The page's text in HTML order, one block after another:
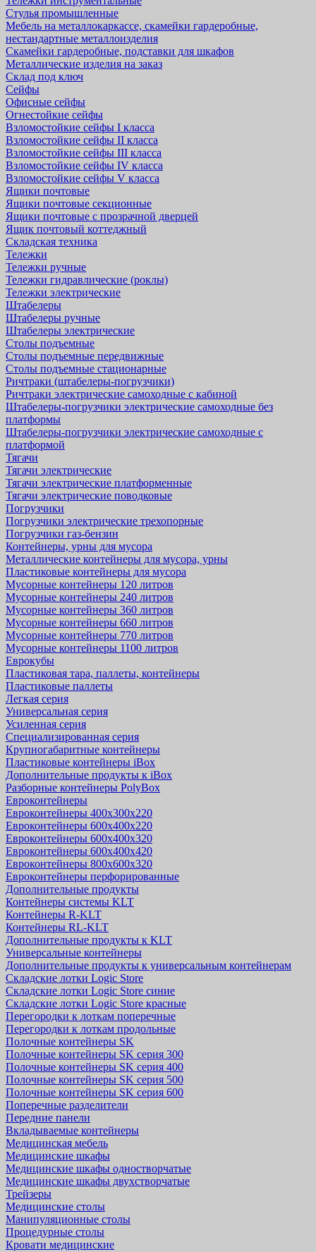
Стулья промышленные
Мебель на металлокаркассе, скамейки гардеробные,
нестандартные металлоизделия
Скамейки гардеробные, подставки для шкафов
Металлические изделия на заказ
Склад под ключ
Сейфы
Офисные сейфы
Огнестойкие сейфы
Взломостойкие сейфы I класса
Взломостойкие сейфы II класса
Взломостойкие сейфы III класса
Взломостойкие сейфы IV класса
Взломостойкие сейфы V класса
Ящики почтовые
Ящики почтовые секционные
Ящики почтовые с прозрачной дверцей
Ящик почтовый коттеджный
Складская техника
Тележки
Тележки ручные
Тележки гидравлические (роклы)
Тележки электрические
Штабелеры
Штабелеры ручные
Штабелеры электрические
Столы подъемные
Столы подъемные передвижные
Столы подъемные стационарные
Ричтраки (штабелеры-погрузчики)
Ричтраки электрические самоходные с кабиной
Штабелеры-погрузчики электрические самоходные без
платформы
Штабелеры-погрузчики электрические самоходные с
платформой
Тягачи
Тягачи электрические
Тягачи электрические платформенные
Тягачи электрические поводковые
Погрузчики
Погрузчики электрические трехопорные
Погрузчики газ-бензин
Контейнеры, урны для мусора
Металлические контейнеры для мусора, урны
Пластиковые контейнеры для мусора
Мусорные контейнеры 120 литров
Мусорные контейнеры 240 литров
Мусорные контейнеры 360 литров
Мусорные контейнеры 660 литров
Мусорные контейнеры 770 литров
Мусорные контейнеры 1100 литров
Еврокубы
Пластиковая тара, паллеты, контейнеры
Пластиковые паллеты
Легкая серия
Универсальная серия
Усиленная серия
Специализированная серия
Крупногабаритные контейнеры
Пластиковые контейнеры iBox
Дополнительные продукты к iBox
Разборные контейнеры PolyBox
Евроконтейнеры
Евроконтейнеры 400х300х220
Евроконтейнеры 600х400х220
Евроконтейнеры 600х400х320
Евроконтейнеры 600х400х420
Евроконтейнеры 800х600х320
Евроконтейнеры перфорированные
Дополнительные продукты
Контейнеры системы KLT
Контейнеры R-KLT
Контейнеры RL-KLT
Дополнительные продукты к KLT
Универсальные контейнеры
Дополнительные продукты к универсальным контейнерам
Складские лотки Logic Store
Складские лотки Logic Store синие
Складские лотки Logic Store красные
Перегородки к лоткам поперечные
Перегородки к лоткам продольные
Полочные контейнеры SK
Полочные контейнеры SK серия 300
Полочные контейнеры SK серия 400
Полочные контейнеры SK серия 500
Полочные контейнеры SK серия 600
Поперечные разделители
Передние панели
Вкладываемые контейнеры
Медицинская мебель
Медицинские шкафы
Медицинские шкафы одностворчатые
Медицинские шкафы двухстворчатые
Трейзеры
Медицинские столы
Манипуляционные столы
Процедурные столы
Кровати медицинские